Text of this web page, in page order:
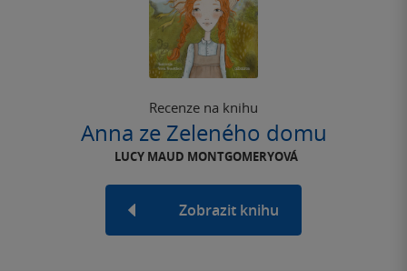
Recenze na knihu
Anna ze Zeleného domu
LUCY MAUD MONTGOMERYOVÁ
Zobrazit knihu